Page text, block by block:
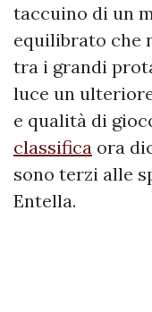
taccuino di un
equilibrato che
tra i grandi
luce un
e qualità di
classifica ora
sono terzi alle
Entella.